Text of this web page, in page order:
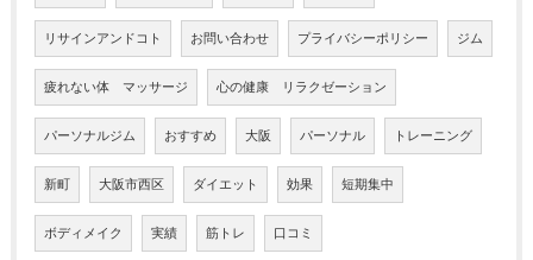
リサインアンドコト お問い合わせ プライバシーポリシー ジム
疲れない体 マッサージ 心の健康 リラクゼーション
パーソナルジム おすすめ 大阪 パーソナル トレーニング
新町 大阪市西区 ダイエット 効果 短期集中
ボディメイク 実績 筋トレ 口コミ